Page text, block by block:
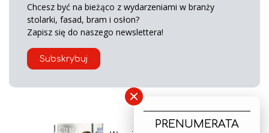
Chcesz być na bieżąco z wydarzeniami w branży
stolarki, fasad, bram i osłon?
Zapisz się do naszego newslettera!
Subskrybuj
×
PRENUMERATA